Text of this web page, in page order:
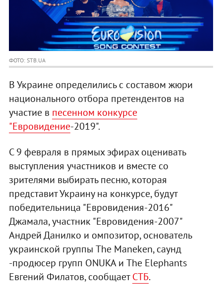
ФОТО: STB.UA
В Украине определились с составом жюри
национального отбора претендентов на
участие в песенном конкурсе
"Евровидение-2019".
С 9 февраля в прямых эфирах оценивать
выступления участников и вместе со
зрителями выбирать песню, которая
представит Украину на конкурсе, будут
победительница "Евровидения-2016"
Джамала, участник "Евровидения-2007"
Андрей Данилко и омпозитор, основатель
украинской группы The Maneken, саунд
-продюсер групп ONUKA и The Elephants
Евгений Филатов, сообщаетСТБ.